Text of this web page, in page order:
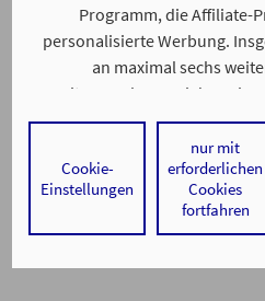
Programm, die Affiliate-
personalisierte Werbung.
an maximal sechs
weitergegeben. Bei dem
Media-Interaktionen und
werden regelmäßig durch
individuelle Profile angelegt
Webseiten zu umfassenden
nur mit
erforderlichen
Cookies
fortfahren
Cookie-
Einstellungen